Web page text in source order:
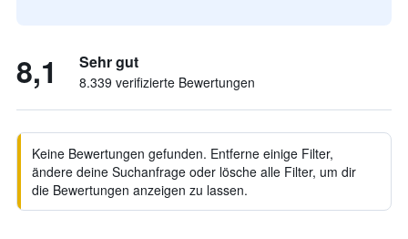
8,1 Sehr gut
8.339 verifizierte Bewertungen
Keine Bewertungen gefunden. Entferne einige Filter,
ändere deine Suchanfrage oder lösche alle Filter, um dir
die Bewertungen anzeigen zu lassen.